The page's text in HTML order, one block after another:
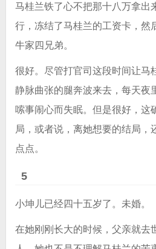
马桂兰铁了心不把那十八万拿出
行，冻结了马桂兰的工资卡，然
牛家四兄弟。
很好。尽管打官司这段时间让马
静脉曲张的腿奔波来去，每天夜
嗦事闹心而失眠。但是很好，这
局，或者说，离她想要的结局，
点点。
5
小坤儿已经四十五岁了。未婚。
在她刚刚长大的时候，父亲就去